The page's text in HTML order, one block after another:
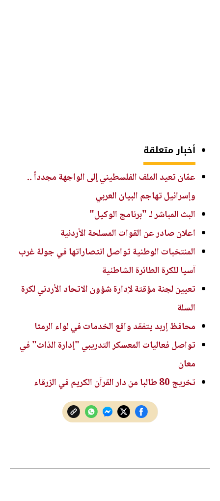
أخبار متعلقة
عمّان تعيد الملف الفلسطيني إلى الواجهة مجدداً ..
وإسرائيل تهاجم البيان العربي
البث المباشر لـ "برنامج الوكيل"
اعلان صادر عن القوات المسلحة الأردنية
المنتخبات الوطنية تواصل انتصاراتها في جولة غرب
آسيا للكرة الطائرة الشاطئية
تعيين لجنة مؤقتة لإدارة شؤون الاتحاد الأردني لكرة
السلة
محافظ إربد يتفقد واقع الخدمات في لواء الرمثا
تواصل فعاليات المعسكر التدريبي "إدارة الذات" في
معان
تخريج 80 طالبا من دار القرآن الكريم في الزرقاء